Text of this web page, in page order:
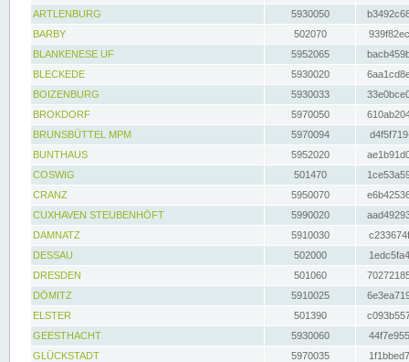
ARTLENBURG
5930050
BARBY
502070
BLANKENESE UF
5952065
BLECKEDE
5930020
BOIZENBURG
5930033
BROKDORF
5970050
BRUNSBÜTTEL MPM
5970094
BUNTHAUS
5952020
COSWIG
501470
CRANZ
5950070
CUXHAVEN STEUBENHÖFT
5990020
DAMNATZ
5910030
DESSAU
502000
DRESDEN
501060
DÖMITZ
5910025
ELSTER
501390
GEESTHACHT
5930060
GLÜCKSTADT
5970035